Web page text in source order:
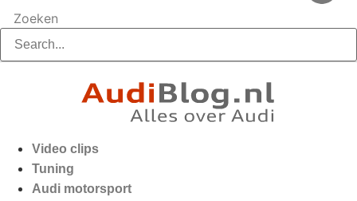
Zoeken
Video clips
Tuning
Audi motorsport